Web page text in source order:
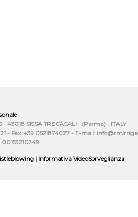
- 43018 SISSA TRECASALI - (Parma) - ITALY
- Fax. +39 0521874027 - E-mail:
00153210349
| Informativa VideoSorveglianza